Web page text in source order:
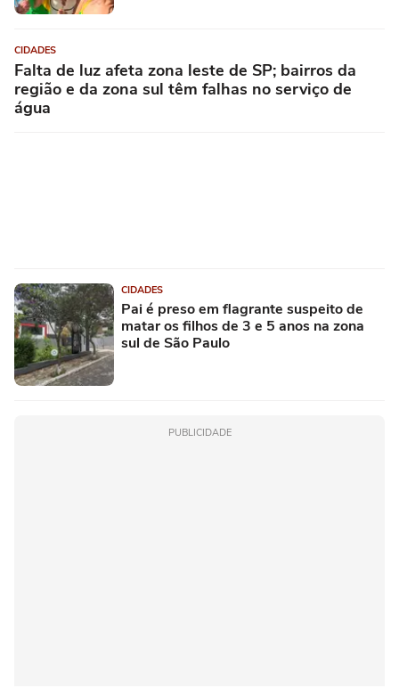
CIDADES
Falta de luz afeta zona leste de SP; bairros da
região e da zona sul têm falhas no serviço de
água
CIDADES
Pai é preso em flagrante suspeito de
matar os filhos de 3 e 5 anos na zona
sul de São Paulo
PUBLICIDADE